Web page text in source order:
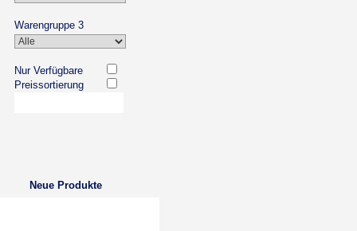
Warengruppe 3
Nur Verfügbare
Preissortierung
Neue Produkte